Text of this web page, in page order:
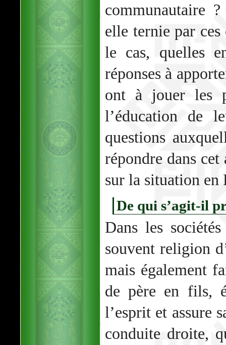
communautaire
elle ternie par ces
le cas, quelles
réponses à
ont à jouer les
l’éducation de
questions
répondre dans
sur la situation en
De qui s’agit-il
Dans les
souvent religion
mais également
de père en fils,
l’esprit et assure
conduite droite,